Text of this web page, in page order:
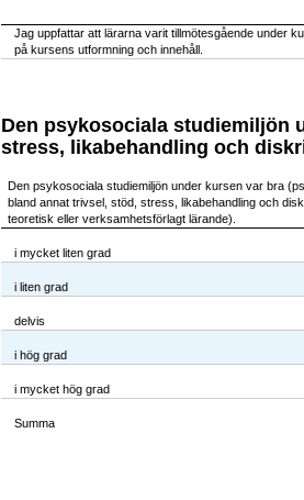
Jag uppfattar att lärarna varit tillmötesgående under
på kursens utformning och innehåll.
Den psykosociala studiemiljön
stress, likabehandling och
Den psykosociala studiemiljön under kursen var bra
bland annat trivsel, stöd, stress, likabehandling och
teoretisk eller verksamhetsförlagt lärande).
i mycket liten grad
i liten grad
delvis
i hög grad
i mycket hög grad
Summa